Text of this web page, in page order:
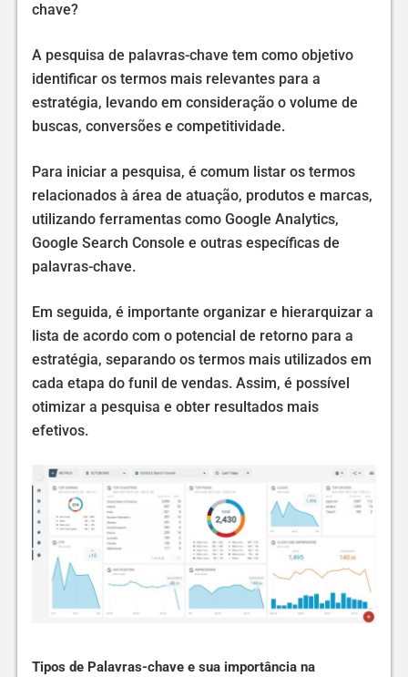
chave?
A pesquisa de palavras-chave tem como objetivo
identificar os termos mais relevantes para a
estratégia, levando em consideração o volume de
buscas, conversões e competitividade.
Para iniciar a pesquisa, é comum listar os termos
relacionados à área de atuação, produtos e marcas,
utilizando ferramentas como Google Analytics,
Google Search Console e outras específicas de
palavras-chave.
Em seguida, é importante organizar e hierarquizar a
lista de acordo com o potencial de retorno para a
estratégia, separando os termos mais utilizados em
cada etapa do funil de vendas. Assim, é possível
otimizar a pesquisa e obter resultados mais
efetivos.
Tipos de Palavras-chave e sua importância na